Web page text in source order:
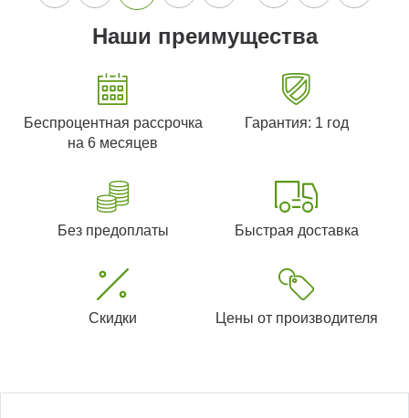
Наши преимущества
Беспроцентная рассрочка
на 6 месяцев
Гарантия: 1 год
Без предоплаты Быстрая доставка
Скидки Цены от производителя